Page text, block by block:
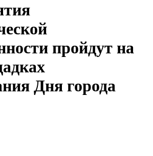
пройдут на
Дня города